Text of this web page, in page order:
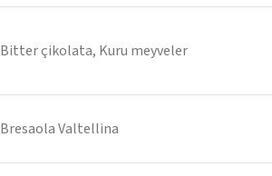
Bitter çikolata, Kuru meyveler
Bresaola Valtellina